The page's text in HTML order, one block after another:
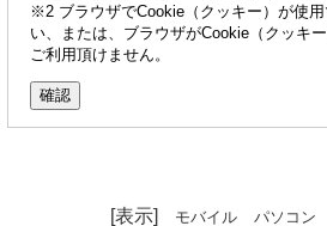
※2 ブラウザでCookie（クッキー）が使
い、または、ブラウザがCookie（クッキ
ご利用頂けません。
[表示] モバイル パソコン